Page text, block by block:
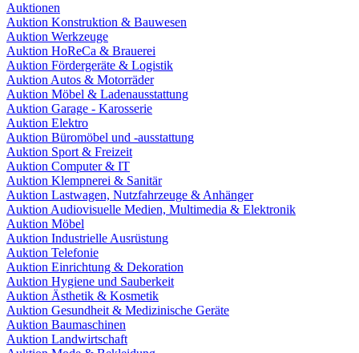
Auktionen
Auktion Konstruktion & Bauwesen
Auktion Werkzeuge
Auktion HoReCa & Brauerei
Auktion Fördergeräte & Logistik
Auktion Autos & Motorräder
Auktion Möbel & Ladenausstattung
Auktion Garage - Karosserie
Auktion Elektro
Auktion Büromöbel und -ausstattung
Auktion Sport & Freizeit
Auktion Computer & IT
Auktion Klempnerei & Sanitär
Auktion Lastwagen, Nutzfahrzeuge & Anhänger
Auktion Audiovisuelle Medien, Multimedia & Elektronik
Auktion Möbel
Auktion Industrielle Ausrüstung
Auktion Telefonie
Auktion Einrichtung & Dekoration
Auktion Hygiene und Sauberkeit
Auktion Ästhetik & Kosmetik
Auktion Gesundheit & Medizinische Geräte
Auktion Baumaschinen
Auktion Landwirtschaft